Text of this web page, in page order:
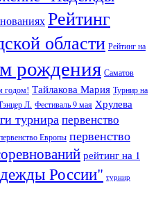
Рейтинг
области Рейтинг на
рождения Саматов
годом! Тайлакова Мария Турнир на
Л. Фестиваль 9 мая Хрулева
турнирапервенство
Европы первенство
рейтинг на 1
России" турнир